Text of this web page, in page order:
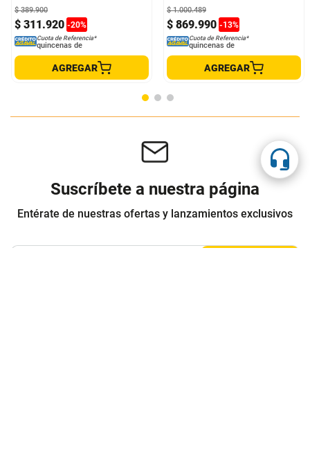
$ 311.920 -20%
$ 389.900
Cuota de Referencia*
quincenas de
AGREGAR
$ 869.990 -13%
$ 1.000.489
Cuota de Referencia*
quincenas de
AGREGAR
Suscríbete a nuestra página
Entérate de nuestras ofertas y lanzamientos exclusivos